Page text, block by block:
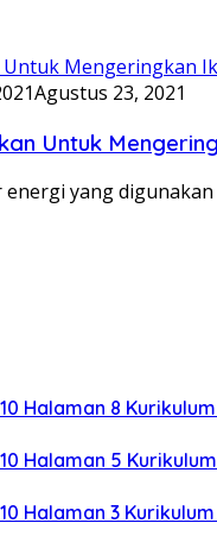
Agustus 23, 2021
Untuk
yang
Halaman 8
Halaman 5
Halaman 3